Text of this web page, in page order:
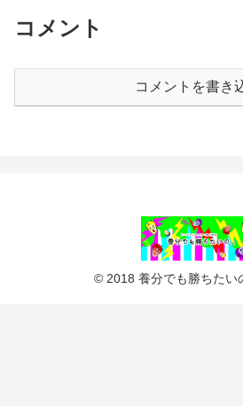
コメント
コメントを書き
© 2018 養分でも勝ちたい